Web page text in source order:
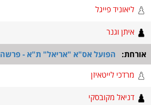
ליאוניד פייגל
איתן וגנר
אורחת: הפועל אס"א "אריאל" ת"א - פרשה
מרדכי לייטאיזן
דניאל מקובסקי